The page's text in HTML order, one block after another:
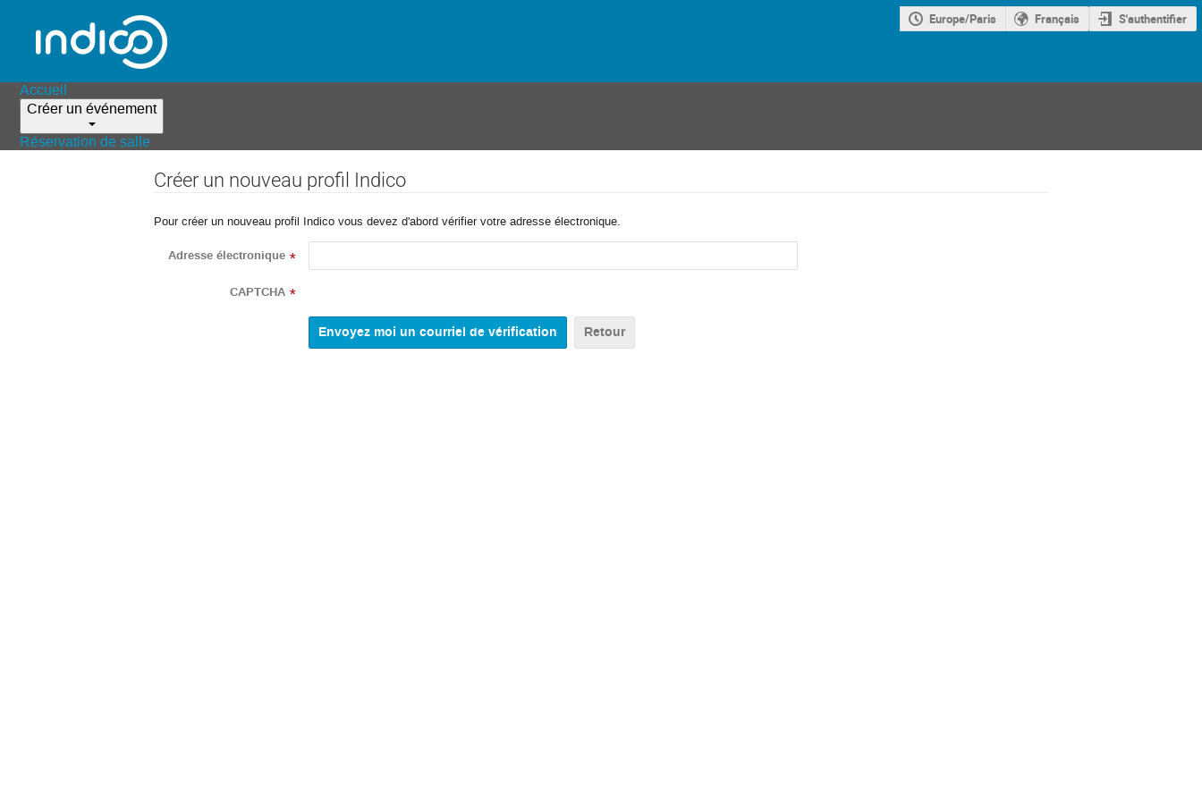
Europe/Paris Français S'authentifier
Accueil
Créer un événement
Réservation de salle
Créer un nouveau profil Indico
Pour créer un nouveau profil Indico vous devez d'abord vérifier votre adresse électronique.
Adresse électronique *
CAPTCHA *
Retour